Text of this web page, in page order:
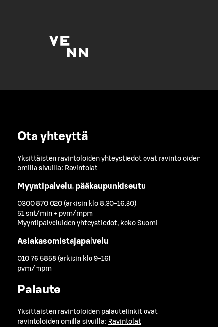
Ota yhteyttä
Yksittäisten ravintoloiden yhteystiedot ovat ravintoloiden
omilla sivuilla: Ravintolat
Myyntipalvelu, pääkaupunkiseutu
0300 870 020 (arkisin klo 8.30-16.30)
51 snt/min + pvm/mpm
Myyntipalveluiden yhteystiedot, koko Suomi
Asiakasomistajapalvelu
010 76 5858 (arkisin klo 9-16)
pvm/mpm
Palaute
Yksittäisten ravintoloiden palautelinkit ovat
ravintoloiden omilla sivuilla: Ravintolat